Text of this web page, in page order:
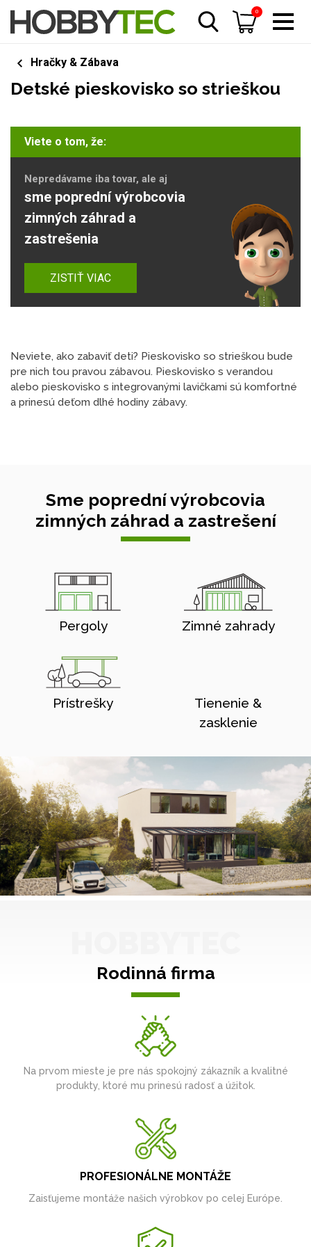
0
Hračky & Zábava
Detské pieskovisko so strieškou
Viete o tom, že:
Nepredávame iba tovar, ale aj
sme poprední výrobcovia
zimných záhrad a
zastrešenia
ZISTIŤ VIAC
Neviete, ako zabaviť deti? Pieskovisko so strieškou bude
pre nich tou pravou zábavou. Pieskovisko s verandou
alebo pieskovisko s integrovanými lavičkami sú komfortné
a prinesú deťom dlhé hodiny zábavy.
Sme poprední výrobcovia
zimných záhrad a zastrešení
Pergoly Zimné zahrady
Prístrešky
Tienenie &
zasklenie
Rodinná firma
Na prvom mieste je pre nás spokojný zákazník a kvalitné
produkty, ktoré mu prinesú radosť a úžitok.
PROFESIONÁLNE MONTÁŽE
Zaisťujeme montáže našich výrobkov po celej Európe.